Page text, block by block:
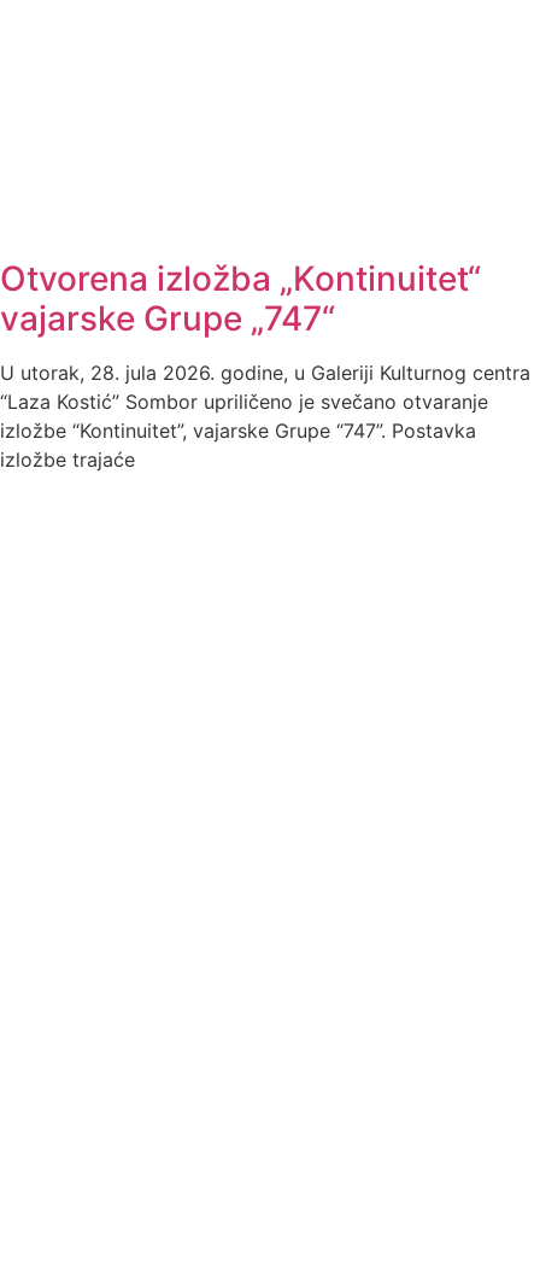
Otvorena izložba „Kontinuitet“
vajarske Grupe „747“
U utorak, 28. jula 2026. godine, u Galeriji Kulturnog centra
“Laza Kostić” Sombor upriličeno je svečano otvaranje
izložbe “Kontinuitet”, vajarske Grupe “747”. Postavka
izložbe trajaće